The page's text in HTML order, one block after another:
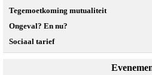
Tegemoetkoming mutualiteit
Ongeval? En nu?
Sociaal tarief